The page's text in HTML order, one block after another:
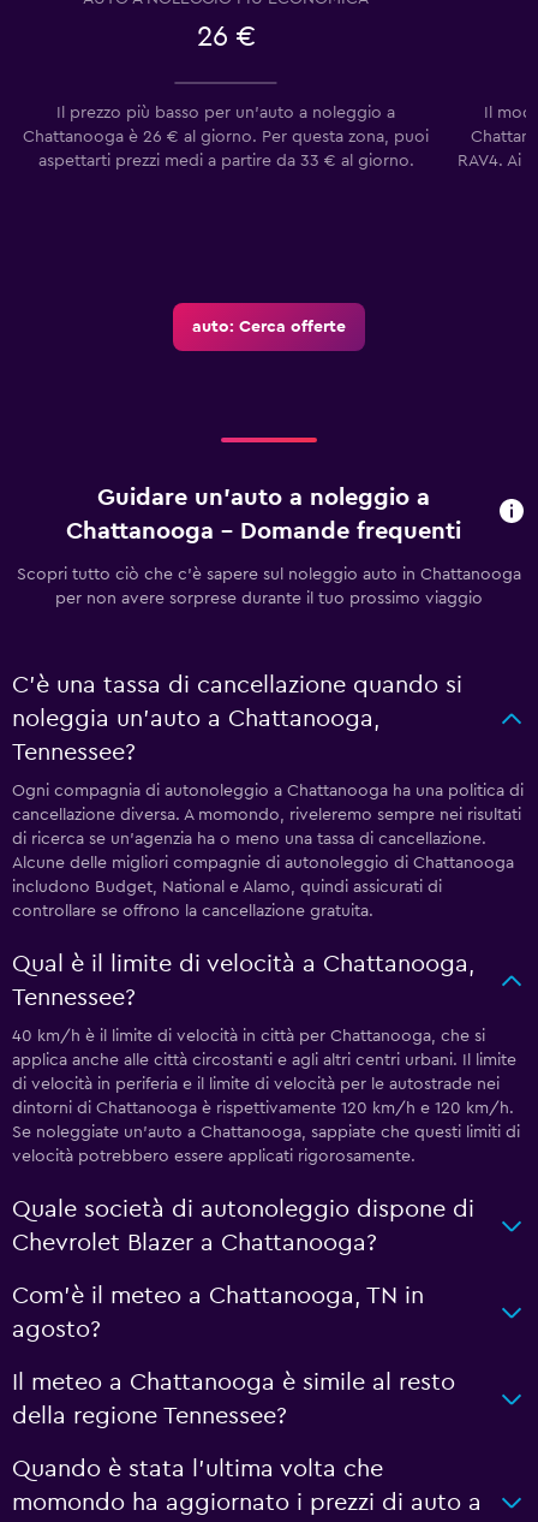
26 €
Il prezzo più basso per un'auto a noleggio a
Chattanooga è 26 € al giorno. Per questa zona, puoi
aspettarti prezzi medi a partire da 33 € al giorno.
Il
RAV4. Ai
auto: Cerca offerte
Guidare un'auto a noleggio a
Chattanooga - Domande frequenti
Scopri tutto ciò che c'è sapere sul noleggio auto in Chattanooga
per non avere sorprese durante il tuo prossimo viaggio
C'è una tassa di cancellazione quando si
noleggia un'auto a Chattanooga,
Tennessee?
Ogni compagnia di autonoleggio a Chattanooga ha una politica di
cancellazione diversa. A momondo, riveleremo sempre nei risultati
di ricerca se un'agenzia ha o meno una tassa di cancellazione.
Alcune delle migliori compagnie di autonoleggio di Chattanooga
includono Budget, National e Alamo, quindi assicurati di
controllare se offrono la cancellazione gratuita.
Qual è il limite di velocità a Chattanooga,
Tennessee?
40 km/h è il limite di velocità in città per Chattanooga, che si
applica anche alle città circostanti e agli altri centri urbani. Il limite
di velocità in periferia e il limite di velocità per le autostrade nei
dintorni di Chattanooga è rispettivamente 120 km/h e 120 km/h.
Se noleggiate un'auto a Chattanooga, sappiate che questi limiti di
velocità potrebbero essere applicati rigorosamente.
Quale società di autonoleggio dispone di
Chevrolet Blazer a Chattanooga?
Com'è il meteo a Chattanooga, TN in
agosto?
Il meteo a Chattanooga è simile al resto
della regione Tennessee?
Quando è stata l'ultima volta che
momondo ha aggiornato i prezzi di auto a